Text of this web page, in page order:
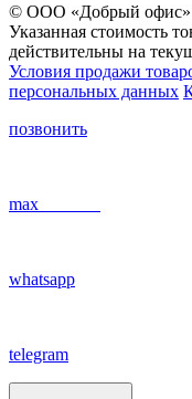
© ООО «Добрый офис»
Указанная стоимость
действительны на
Условия продажи
персональных данных
позвонить
max
whatsapp
telegram